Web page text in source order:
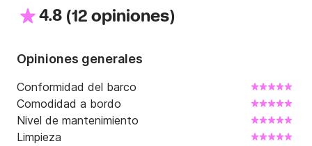
4.8 (12 opiniones)
Opiniones generales
Conformidad del barco
Comodidad a bordo
Nivel de mantenimiento
Limpieza